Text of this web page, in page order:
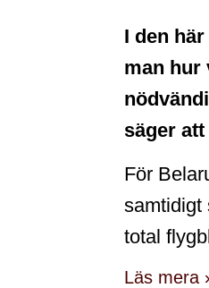
I den
man hur
säger
För
samtidigt
total
Läs mera